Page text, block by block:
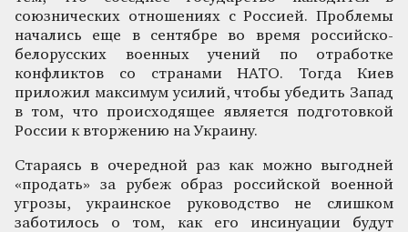
союзнических отношениях с Россией. Проблемы
начались еще в сентябре во время российско-
белорусских военных учений по отработке
конфликтов со странами НАТО. Тогда Киев
приложил максимум усилий, чтобы убедить Запад
в том, что происходящее является подготовкой
России к вторжению на Украину.
Стараясь в очередной раз как можно выгодней
«продать» за рубеж образ российской военной
угрозы, украинское руководство не слишком
заботилось о том, как его инсинуации будут